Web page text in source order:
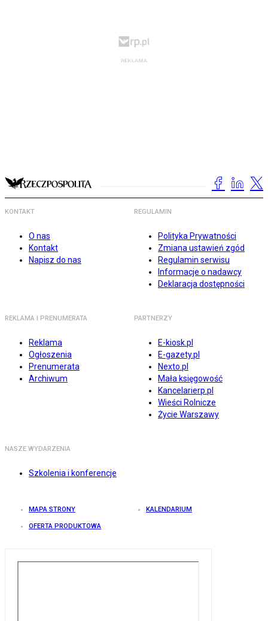
KONTAKT
O nas
Kontakt
Napisz do nas
REGULAMIN
Polityka Prywatności
Zmiana ustawień zgód
Regulamin serwisu
Informacje o nadawcy
Deklaracja dostępności
REKLAMA I PRENUMERATA
Reklama
Ogłoszenia
Prenumerata
Archiwum
PARTNERZY
E-kiosk.pl
E-gazety.pl
Nexto.pl
Mała księgowość
Kancelarierp.pl
Wieści Rolnicze
Życie Warszawy
NASZE WYDARZENIA
Szkolenia i konferencje
MAPA STRONY KALENDARIUM
OFERTA PRODUKTOWA